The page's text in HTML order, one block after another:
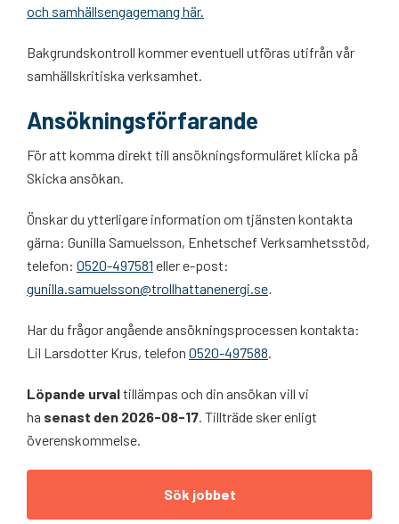
och samhällsengagemang här.
Bakgrundskontroll kommer eventuell utföras utifrån vår
samhällskritiska verksamhet.
Ansökningsförfarande
För att komma direkt till ansökningsformuläret klicka på
Skicka ansökan.
Önskar du ytterligare information om tjänsten kontakta
gärna: Gunilla Samuelsson, Enhetschef Verksamhetsstöd,
telefon: 0520-497581 eller e-post:
gunilla.samuelsson@trollhattanenergi.se.
Har du frågor angående ansökningsprocessen kontakta:
Lil Larsdotter Krus, telefon 0520-497588.
Löpande urvaltillämpas och din ansökan vill vi
ha senast den 2026-08-17. Tillträde sker enligt
överenskommelse.
Sök jobbet